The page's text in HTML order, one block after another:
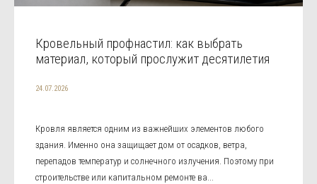
Кровельный профнастил: как выбрать
материал, который прослужит десятилетия
24.07.2026
Кровля является одним из важнейших элементов любого
здания. Именно она защищает дом от осадков, ветра,
перепадов температур и солнечного излучения. Поэтому при
строительстве или капитальном ремонте ва...